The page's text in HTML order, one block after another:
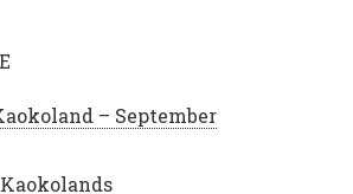
– September